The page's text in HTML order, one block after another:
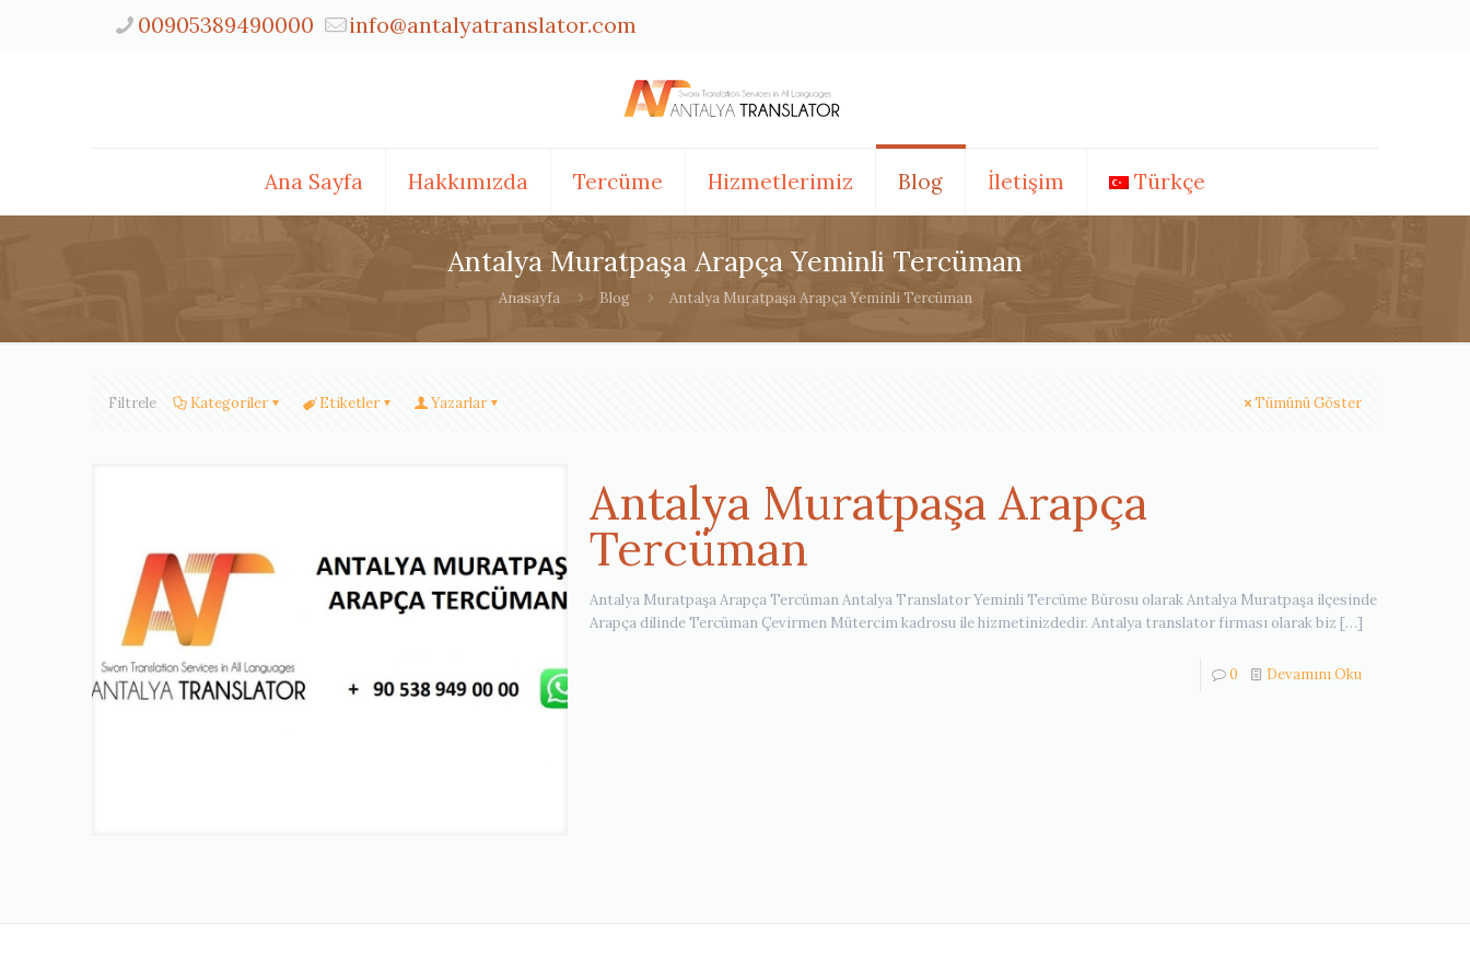
00905389490000 info@antalyatranslator.com
Ana Sayfa Hakkımızda Tercüme Hizmetlerimiz Blog İletişim Türkçe
Antalya Muratpaşa Arapça Yeminli Tercüman
Anasayfa Blog Antalya Muratpaşa Arapça Yeminli Tercüman
Filtrele Kategoriler Etiketler Yazarlar Tümünü Göster
Antalya Muratpaşa Arapça
Tercüman
Antalya Muratpaşa Arapça Tercüman Antalya Translator Yeminli Tercüme Bürosu olarak Antalya Muratpaşa ilçesinde
Arapça dilinde Tercüman Çevirmen Mütercim kadrosu ile hizmetinizdedir. Antalya translator firması olarak biz […]
0 Devamını Oku